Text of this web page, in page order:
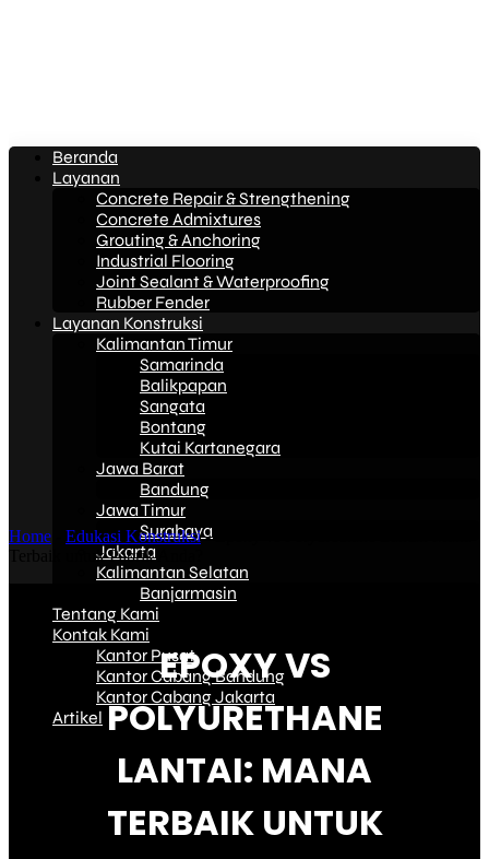
Beranda
Layanan
Concrete Repair & Strengthening
Concrete Admixtures
Grouting & Anchoring
Industrial Flooring
Joint Sealant & Waterproofing
Rubber Fender
Layanan Konstruksi
Kalimantan Timur
Samarinda
Balikpapan
Sangata
Bontang
Kutai Kartanegara
Jawa Barat
Bandung
Jawa Timur
Surabaya
Jakarta
Kalimantan Selatan
Banjarmasin
Tentang Kami
Kontak Kami
Kantor Pusat
Kantor Cabang Bandung
Kantor Cabang Jakarta
Artikel
Home Edukasi Konstruksi-
Terbaik untuk Pabrik Anda?
EPOXY VS
POLYURETHANE
LANTAI: MANA
TERBAIK UNTUK